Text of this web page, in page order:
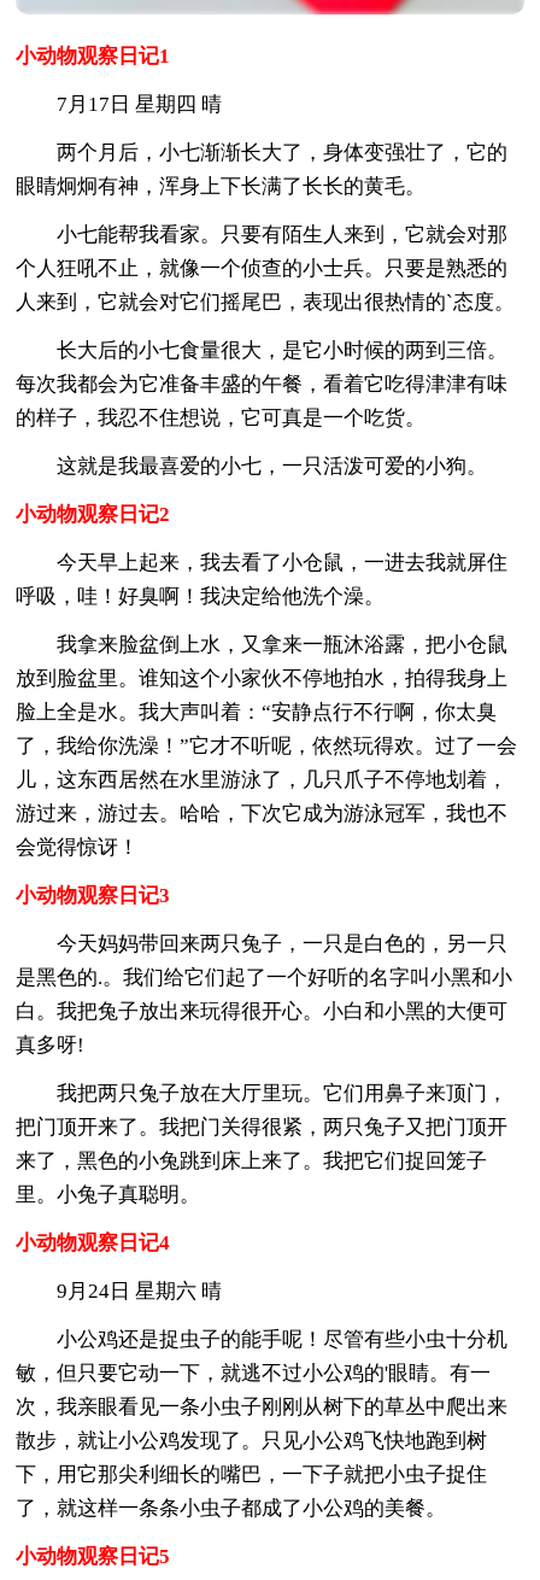
小动物观察日记1
7月17日 星期四 晴
两个月后，小七渐渐长大了，身体变强壮了，它的
眼睛炯炯有神，浑身上下长满了长长的黄毛。
小七能帮我看家。只要有陌生人来到，它就会对那
个人狂吼不止，就像一个侦查的小士兵。只要是熟悉的
人来到，它就会对它们摇尾巴，表现出很热情的`态度。
长大后的小七食量很大，是它小时候的两到三倍。
每次我都会为它准备丰盛的午餐，看着它吃得津津有味
的样子，我忍不住想说，它可真是一个吃货。
这就是我最喜爱的小七，一只活泼可爱的小狗。
小动物观察日记2
今天早上起来，我去看了小仓鼠，一进去我就屏住
呼吸，哇！好臭啊！我决定给他洗个澡。
我拿来脸盆倒上水，又拿来一瓶沐浴露，把小仓鼠
放到脸盆里。谁知这个小家伙不停地拍水，拍得我身上
脸上全是水。我大声叫着：“安静点行不行啊，你太臭
了，我给你洗澡！”它才不听呢，依然玩得欢。过了一会
儿，这东西居然在水里游泳了，几只爪子不停地划着，
游过来，游过去。哈哈，下次它成为游泳冠军，我也不
会觉得惊讶！
小动物观察日记3
今天妈妈带回来两只兔子，一只是白色的，另一只
是黑色的.。我们给它们起了一个好听的名字叫小黑和小
白。我把兔子放出来玩得很开心。小白和小黑的大便可
真多呀!
我把两只兔子放在大厅里玩。它们用鼻子来顶门，
把门顶开来了。我把门关得很紧，两只兔子又把门顶开
来了，黑色的小兔跳到床上来了。我把它们捉回笼子
里。小兔子真聪明。
小动物观察日记4
9月24日 星期六 晴
小公鸡还是捉虫子的能手呢！尽管有些小虫十分机
敏，但只要它动一下，就逃不过小公鸡的'眼睛。有一
次，我亲眼看见一条小虫子刚刚从树下的草丛中爬出来
散步，就让小公鸡发现了。只见小公鸡飞快地跑到树
下，用它那尖利细长的嘴巴，一下子就把小虫子捉住
了，就这样一条条小虫子都成了小公鸡的美餐。
小动物观察日记5